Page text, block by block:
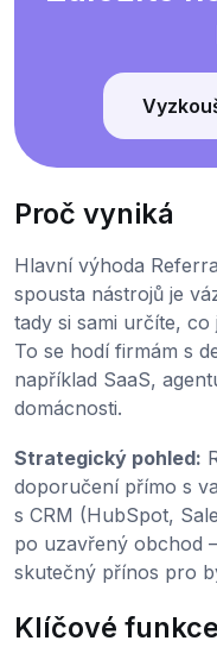
Proč vyniká
Hlavní výhoda
spousta nástrojů je
tady si sami určíte, co
To se hodí firmám s
například SaaS,
domácnosti.
Strategický pohled:
doporučení přímo s
s CRM (HubSpot,
po uzavřený obchod
skutečný přínos pro
Klíčové